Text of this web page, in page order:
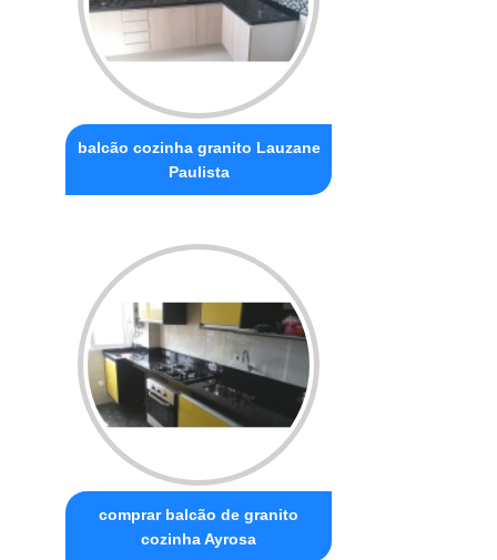
balcão cozinha granito Lauzane
Paulista
comprar balcão de granito
cozinha Ayrosa